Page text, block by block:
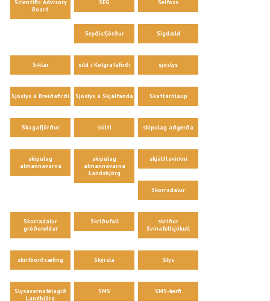
Scientific Advisory
Board
SEG Selfoss
Seyðisfjörður Sigdæld
Síklar síld í Kolgrafafirði sjóslys
Sjóslys á Breiðafirði Sjóslys á Skjálfanda Skaftárhlaup
Skagafjörður skilti skipulag aðgerða
skipulag
almannavarna
skipulag
almannavarna
Landsbjörg
skjálftavirkni
Skorradalur
Skorradalur
gróðureldar
Skriðufall
skriður
Svínafellsjökull
skrifborðsæfing Skýrsla Slys
Slysavarnafélagið
Landbjörg
SMS SMS-kerfi